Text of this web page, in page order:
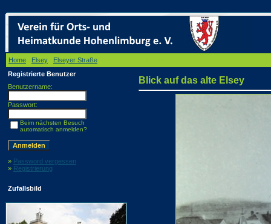
Home Elsey Elseyer Straße
Registrierte Benutzer
Benutzername:
Passwort:
Beim nächsten Besuch
automatisch anmelden?
» Password vergessen
» Registrierung
Zufallsbild
Blick auf das alte Elsey